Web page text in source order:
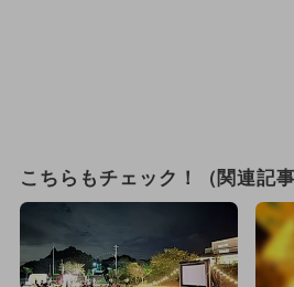
こちらもチェック！（関連記事